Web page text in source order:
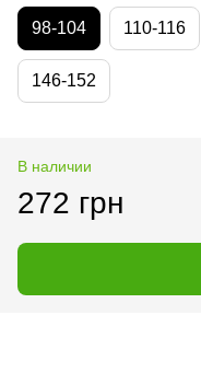
98-104 110-116
146-152
В наличии
272 грн